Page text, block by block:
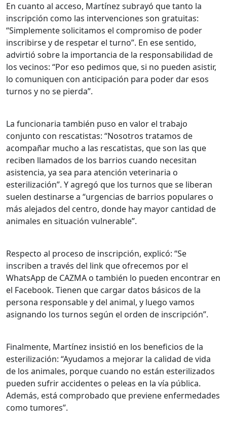
En cuanto al acceso, Martínez subrayó que tanto la
inscripción como las intervenciones son gratuitas:
“Simplemente solicitamos el compromiso de poder
inscribirse y de respetar el turno”. En ese sentido,
advirtió sobre la importancia de la responsabilidad de
los vecinos: “Por eso pedimos que, si no pueden asistir,
lo comuniquen con anticipación para poder dar esos
turnos y no se pierda”.
La funcionaria también puso en valor el trabajo
conjunto con rescatistas: “Nosotros tratamos de
acompañar mucho a las rescatistas, que son las que
reciben llamados de los barrios cuando necesitan
asistencia, ya sea para atención veterinaria o
esterilización”. Y agregó que los turnos que se liberan
suelen destinarse a “urgencias de barrios populares o
más alejados del centro, donde hay mayor cantidad de
animales en situación vulnerable”.
Respecto al proceso de inscripción, explicó: “Se
inscriben a través del link que ofrecemos por el
WhatsApp de CAZMA o también lo pueden encontrar en
el Facebook. Tienen que cargar datos básicos de la
persona responsable y del animal, y luego vamos
asignando los turnos según el orden de inscripción”.
Finalmente, Martínez insistió en los beneficios de la
esterilización: “Ayudamos a mejorar la calidad de vida
de los animales, porque cuando no están esterilizados
pueden sufrir accidentes o peleas en la vía pública.
Además, está comprobado que previene enfermedades
como tumores”.